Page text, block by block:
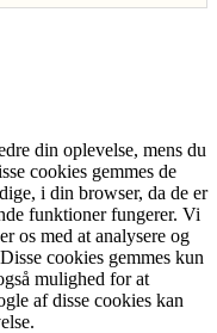
din oplevelse, mens du
cookies gemmes de
i din browser, da de er
funktioner fungerer. Vi
os med at analysere og
cookies gemmes kun
mulighed for at
af disse cookies kan